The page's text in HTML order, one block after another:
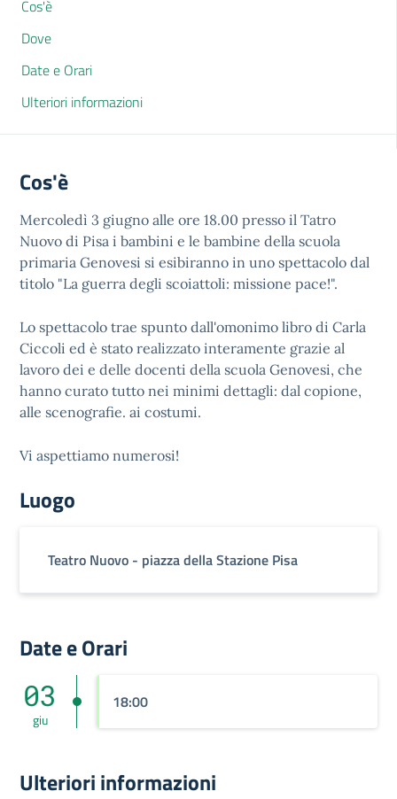
Cos'è
Dove
Date e Orari
Ulteriori informazioni
Cos'è
Mercoledì 3 giugno alle ore 18.00 presso il Tatro
Nuovo di Pisa i bambini e le bambine della scuola
primaria Genovesi si esibiranno in uno spettacolo dal
titolo "La guerra degli scoiattoli: missione pace!".
Lo spettacolo trae spunto dall'omonimo libro di Carla
Ciccoli ed è stato realizzato interamente grazie al
lavoro dei e delle docenti della scuola Genovesi, che
hanno curato tutto nei minimi dettagli: dal copione,
alle scenografie. ai costumi.
Vi aspettiamo numerosi!
Luogo
Teatro Nuovo - piazza della Stazione Pisa
Date e Orari
03
giu
18:00
Ulteriori informazioni